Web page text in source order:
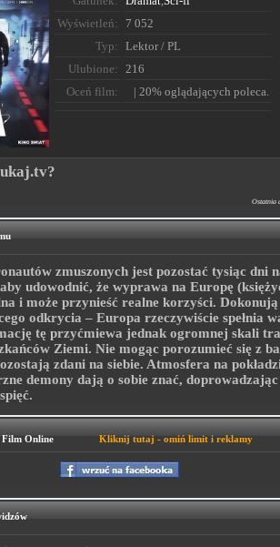
Wyświetleń:
7 052
Typ:
Lektor / PL
Ulubione:
216
Oceń film:
| 20% oglądających poleca.
Ostatnia
zmuszonych jest pozostać tysiąc dni
udowodnić, że wyprawa na Europę
i może przynieść realne korzyści. Dokonują
odkrycia – Europa rzeczywiście spełnia
tę przyćmiewa jednak ogromnej skali
Ziemi. Nie mogąc porozumieć się z
zdani na siebie. Atmosfera na
demony dają o sobie znać, doprowadzając
Online Kliknij tutaj - omiń limit i reklamy